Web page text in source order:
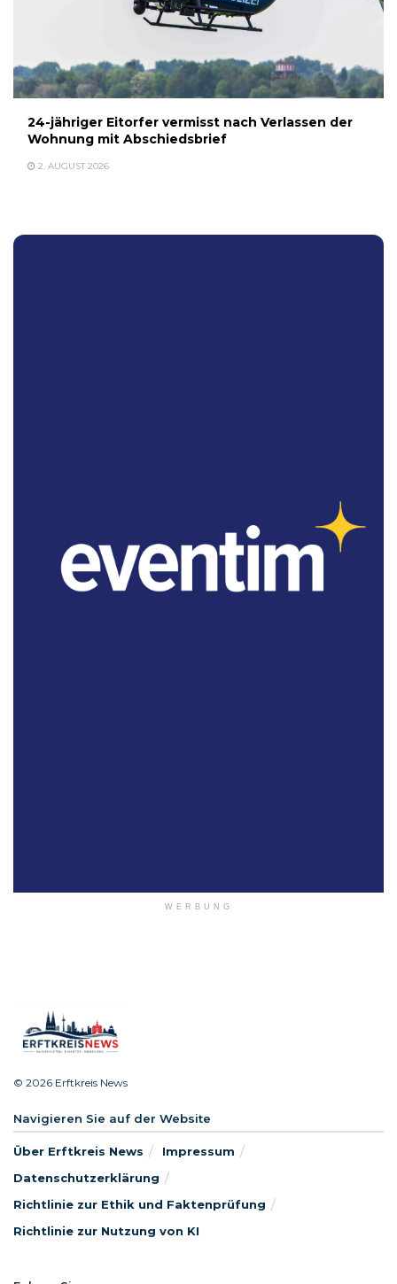
24-jähriger Eitorfer vermisst nach Verlassen der
Wohnung mit Abschiedsbrief
2. AUGUST 2026
WERBUNG
© 2026 Erftkreis News
Navigieren Sie auf der Website
Über Erftkreis News
Impressum
Datenschutzerklärung
Richtlinie zur Ethik und Faktenprüfung
Richtlinie zur Nutzung von KI